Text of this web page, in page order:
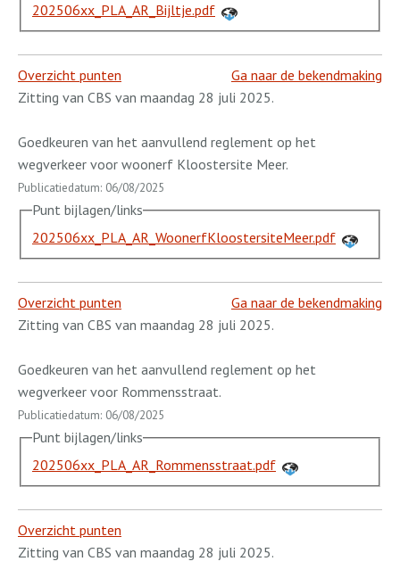
202506xx_PLA_AR_Bijltje.pdf
Overzicht punten
Ga naar de bekendmaking
Zitting van CBS van maandag 28 juli 2025.
Goedkeuren van het aanvullend reglement op het
wegverkeer voor woonerf Kloostersite Meer.
Publicatiedatum: 06/08/2025
Punt bijlagen/links
202506xx_PLA_AR_WoonerfKloostersiteMeer.pdf
Overzicht punten
Ga naar de bekendmaking
Zitting van CBS van maandag 28 juli 2025.
Goedkeuren van het aanvullend reglement op het
wegverkeer voor Rommensstraat.
Publicatiedatum: 06/08/2025
Punt bijlagen/links
202506xx_PLA_AR_Rommensstraat.pdf
Overzicht punten
Zitting van CBS van maandag 28 juli 2025.